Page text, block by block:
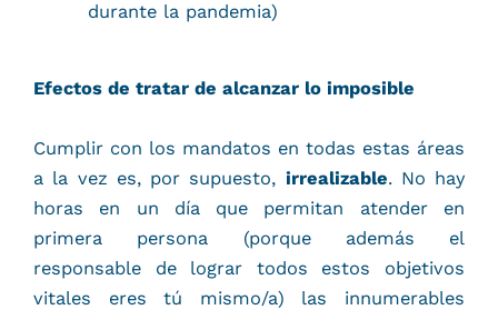
durante la pandemia)
Efectos de tratar de alcanzar lo imposible
Cumplir con los mandatos en todas estas áreas
a la vez es, por supuesto, irrealizable. No hay
horas en un día que permitan atender en
primera persona (porque además el
responsable de lograr todos estos objetivos
vitales eres tú mismo/a) las innumerables